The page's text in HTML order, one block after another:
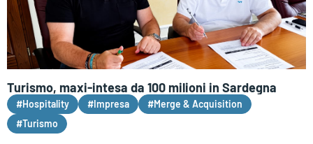
Turismo, maxi-intesa da 100 milioni in Sardegna
#Hospitality #Impresa
#Merge & Acquisition
#Turismo